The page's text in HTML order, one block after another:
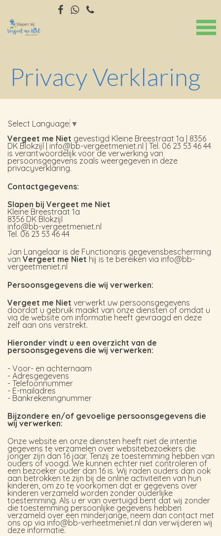
Privacy Verklaring
Select Language ▼
Vergeet me Niet gevestigd Kleine Breestraat 1a | 8356
DK Blokzijl | info@bb-vergeetmeniet.nl | Tel. 06 23 53 46 44
is verantwoordelijk voor de verwerking van
persoonsgegevens zoals weergegeven in deze
privacyverklaring.
Contactgegevens:
Slapen bij Vergeet me Niet
Kleine Breestraat 1a
8356 DK Blokzijl
info@bb-vergeetmeniet.nl
Tel. 06 23 53 46 44
Jan Langelaar is de Functionaris gegevensbescherming
vanVergeet me Niet hij is te bereiken via info@bb-
vergeetmeniet.nl
Persoonsgegevens die wij verwerken:
Vergeet me Niet verwerkt uw persoonsgegevens
doordat u gebruik maakt van onze diensten of omdat u
via de website om informatie heeft gevraagd en deze
zelf aan ons verstrekt.
Hieronder vindt u een overzicht van de
persoonsgegevens die wij verwerken:
- Voor- en achternaam
- Adresgegevens
- Telefoonnummer
- E-mailadres
- Bankrekeningnummer
Bijzondere en/of gevoelige persoonsgegevens die
wij verwerken:
Onze website en onze diensten heeft niet de intentie
gegevens te verzamelen over websitebezoekers die
jonger zijn dan 16 jaar. Tenzij ze toestemming hebben van
ouders of voogd. We kunnen echter niet controleren of
een bezoeker ouder dan 16 is. Wij raden ouders dan ook
aan betrokken te zijn bij de online activiteiten van hun
kinderen, om zo te voorkomen dat er gegevens over
kinderen verzameld worden zonder ouderlijke
toestemming. Als u er van overtuigd bent dat wij zonder
die toestemming persoonlijke gegevens hebben
verzameld over een minderjarige, neem dan contact met
ons op via info@bb-verheetmeniet.nl dan verwijderen wij
deze informatie.